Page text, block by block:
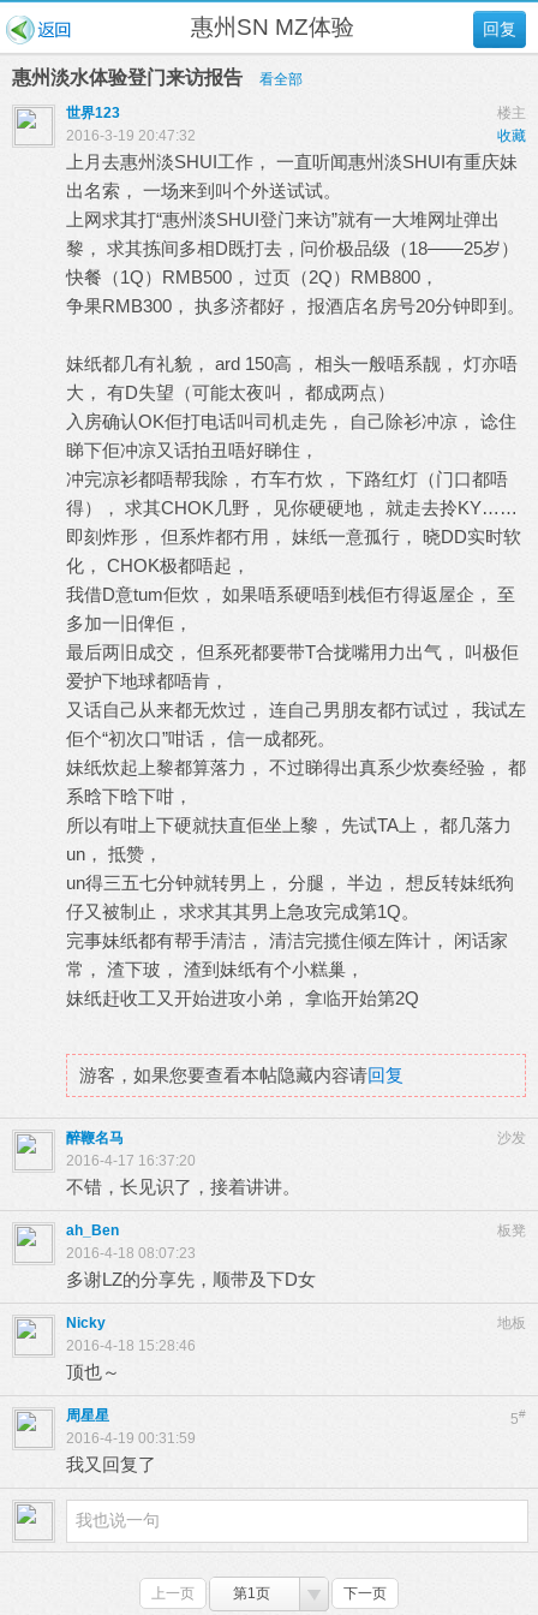
回复
惠州SN MZ体验
惠州淡水体验登门来访报告
看全部
楼主
世界123
收藏
2016-3-19 20:47:32
上月去惠州淡SHUI工作， 一直听闻惠州淡SHUI有重庆妹
出名索， 一场来到叫个外送试试。
上网求其打“惠州淡SHUI登门来访”就有一大堆网址弹出
黎， 求其拣间多相D既打去，问价极品级（18——25岁）
快餐（1Q）RMB500， 过页（2Q）RMB800，
争果RMB300， 执多济都好， 报酒店名房号20分钟即到。
妹纸都几有礼貌， ard 150高， 相头一般唔系靓， 灯亦唔
大， 有D失望（可能太夜叫， 都成两点）
入房确认OK佢打电话叫司机走先， 自己除衫冲凉， 谂住
睇下佢冲凉又话拍丑唔好睇住，
冲完凉衫都唔帮我除， 冇车冇炊， 下路红灯（门口都唔
得）， 求其CHOK几野， 见你硬硬地， 就走去拎KY……
即刻炸形， 但系炸都冇用， 妹纸一意孤行， 晓DD实时软
化， CHOK极都唔起，
我借D意tum佢炊， 如果唔系硬唔到栈佢冇得返屋企， 至
多加一旧俾佢，
最后两旧成交， 但系死都要带T合拢嘴用力出气， 叫极佢
爱护下地球都唔肯，
又话自己从来都无炊过， 连自己男朋友都冇试过， 我试左
佢个“初次口”咁话， 信一成都死。
妹纸炊起上黎都算落力， 不过睇得出真系少炊奏经验， 都
系晗下晗下咁，
所以有咁上下硬就扶直佢坐上黎， 先试TA上， 都几落力
un， 抵赞，
un得三五七分钟就转男上， 分腿， 半边， 想反转妹纸狗
仔又被制止， 求求其其男上急攻完成第1Q。
完事妹纸都有帮手清洁， 清洁完揽住倾左阵计， 闲话家
常， 渣下玻， 渣到妹纸有个小糕巢，
妹纸赶收工又开始进攻小弟， 拿临开始第2Q
游客，如果您要查看本帖隐藏内容请回复
沙发
醉鞭名马
2016-4-17 16:37:20
不错，长见识了，接着讲讲。
板凳
ah_Ben
2016-4-18 08:07:23
多谢LZ的分享先，顺带及下D女
地板
Nicky
2016-4-18 15:28:46
顶也～
5#
周星星
2016-4-19 00:31:59
我又回复了
上一页 第1页 下一页